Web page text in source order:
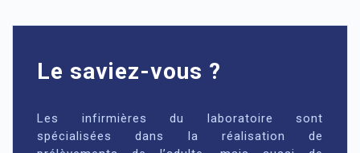
Le saviez-vous ?
Les infirmières du laboratoire sont
spécialisées dans la réalisation de